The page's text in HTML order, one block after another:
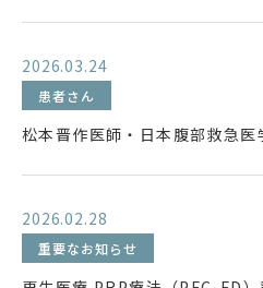
2026.03.24
患者さん
松本晋作医師・日本腹部救急医
2026.02.28
重要なお知らせ